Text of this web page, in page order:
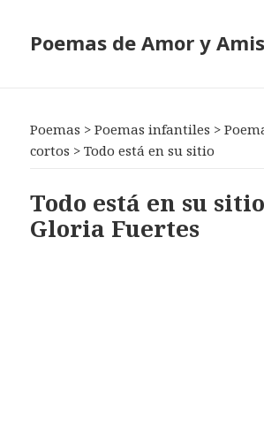
Poemas de Amor y
Poemas >Poemas infantiles >
cortos >Todo está en su sitio
Todo está en su
Gloria Fuertes